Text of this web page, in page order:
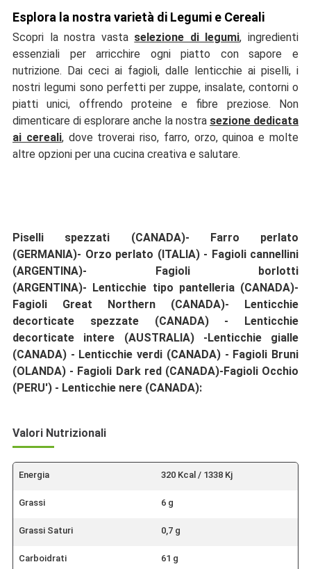
Esplora la nostra varietà di Legumi e Cereali
Scopri la nostra vasta selezione di legumi, ingredienti
essenziali per arricchire ogni piatto con sapore e
nutrizione. Dai ceci ai fagioli, dalle lenticchie ai piselli, i
nostri legumi sono perfetti per zuppe, insalate, contorni o
piatti unici, offrendo proteine e fibre preziose. Non
dimenticare di esplorare anche la nostra sezione dedicata
ai cereali, dove troverai riso, farro, orzo, quinoa e molte
altre opzioni per una cucina creativa e salutare.
Piselli spezzati (CANADA)-
Farro perlato
(GERMANIA)- Orzo perlato (ITALIA) - Fagioli cannellini
(ARGENTINA)-
Fagioli borlotti
(ARGENTINA)-
Lenticchie tipo pantelleria (CANADA)-
Fagioli Great Northern (CANADA)- Lenticchie
decorticate spezzate (CANADA) -
Lenticchie
decorticate intere (AUSTRALIA) -Lenticchie gialle
(CANADA) - Lenticchie verdi (CANADA) - Fagioli Bruni
(OLANDA) - Fagioli Dark red (CANADA)- Fagioli Occhio
(PERU') - Lenticchie nere (CANADA):
Valori Nutrizionali
Energia 320 Kcal / 1338 Kj
Grassi 6 g
Grassi Saturi 0,7 g
Carboidrati 61 g